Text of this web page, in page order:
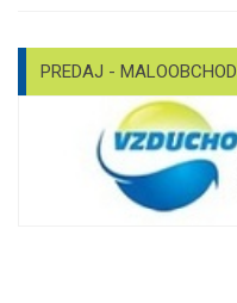
PREDAJ - MALOOBCHOD